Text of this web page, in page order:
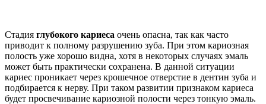
Стадия глубокого кариеса очень опасна, так как часто
приводит к полному разрушению зуба. При этом кариозная
полость уже хорошо видна, хотя в некоторых случаях эмаль
может быть практически сохранена. В данной ситуации
кариес проникает через крошечное отверстие в дентин зуба и
подбирается к нерву. При таком развитии признаком кариеса
будет просвечивание кариозной полости через тонкую эмаль.